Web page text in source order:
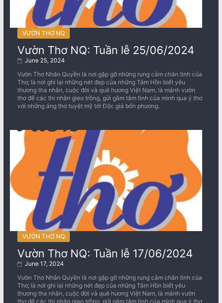
VƯỜN THƠ NQ
Vườn Thơ NQ: Tuần lễ 25/06/2024
June 25, 2024
Vườn Thơ Nhân Quyền là nơi gặp gỡ những rung cảm chân tình của
Thơ, là nơi ghi lại những nét đẹp của những Tâm Hồn biết yêu
thương tha nhân, cuộc đời và quê hương Việt Nam, là mảnh vườn
thơ để các thi nhân gieo trồng, gửi gắm tâm tình của mình qua ý thơ
với những áng thơ tuyệt mỹ tới Độc giả bốn phương.
VƯỜN THƠ NQ
Vườn Thơ NQ: Tuần lễ 17/06/2024
June 17, 2024
Vườn Thơ Nhân Quyền là nơi gặp gỡ những rung cảm chân tình của
Thơ, là nơi ghi lại những nét đẹp của những Tâm Hồn biết yêu
thương tha nhân, cuộc đời và quê hương Việt Nam, là mảnh vườn
thơ để các thi nhân gieo trồng, gửi gắm tâm tình của mình qua ý thơ